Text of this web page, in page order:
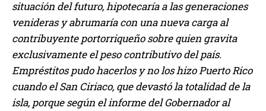
situación del futuro, hipotecaría a las generaciones
venideras y abrumaría con una nueva carga al
contribuyente portorriqueño sobre quien gravita
exclusivamente el peso contributivo del país.
Empréstitos pudo hacerlos y no los hizo Puerto Rico
cuando el San Ciriaco, que devastó la totalidad de la
isla, porque según el informe del Gobernador al